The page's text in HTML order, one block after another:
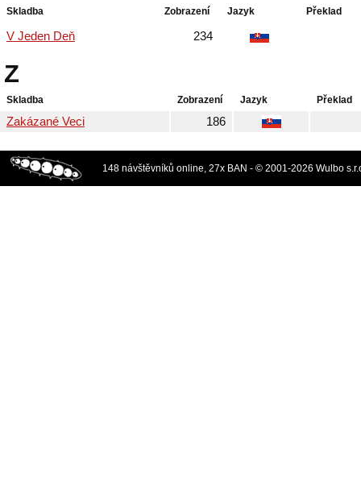
Skladba Zobrazení Jazyk Překlad
V Jeden Deň 234
Z
Skladba Zobrazení Jazyk Překlad
Zakázané Veci 186
148 návštěvníků online, 27x BAN - © 2001-2026 Wulbo